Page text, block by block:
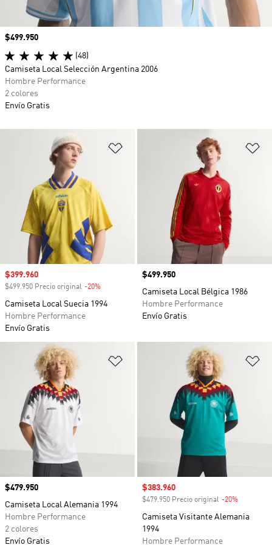
Añadir a la lista de deseos
Precio de venta
$399.960
$499.950 Precio original -20%
Camiseta Local Suecia 1994
Hombre Performance
Envío Gratis
Precio
$499.950
Camiseta Local Bélgica 1986
Hombre Performance
Envío Gratis
Añadir a la lista de deseos
Precio
$479.950
Camiseta Local Alemania 1994
Hombre Performance
2 colores
Envío Gratis
Precio de venta
$383.960
$479.950 Precio original -20%
Camiseta Visitante Alemania
1994
Hombre Performance
Precio
$499.950
(48)
Camiseta Local Selección Argentina 2006
Hombre Performance
2 colores
Envío Gratis